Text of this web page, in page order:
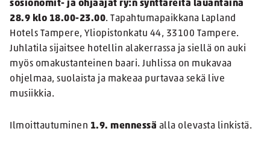
sosionomit- ja ohjaajat ry:n synttäreitä lauantaina
28.9 klo 18.00-23.00. Tapahtumapaikkana Lapland
Hotels Tampere, Yliopistonkatu 44, 33100 Tampere.
Juhlatila sijaitsee hotellin alakerrassa ja siellä on auki
myös omakustanteinen baari. Juhlissa on mukavaa
ohjelmaa, suolaista ja makeaa purtavaa sekä live
musiikkia.
Ilmoittautuminen 1.9. mennessä alla olevasta linkistä.